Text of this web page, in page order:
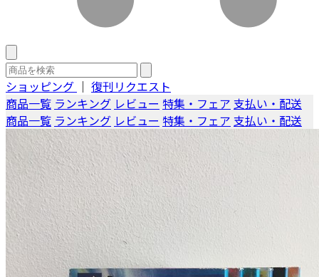
ショッピング ｜ 復刊リクエスト
商品一覧 ランキング レビュー 特集・フェア 支払い・配送
商品一覧 ランキング レビュー 特集・フェア 支払い・配送